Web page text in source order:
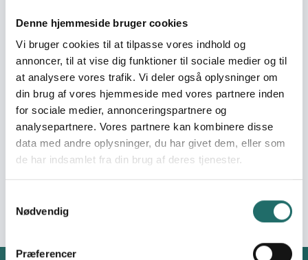
Denne hjemmeside bruger cookies
Vi bruger cookies til at tilpasse vores indhold og
annoncer, til at vise dig funktioner til sociale medier og til
at analysere vores trafik. Vi deler også oplysninger om
din brug af vores hjemmeside med vores partnere inden
for sociale medier, annonceringspartnere og
analysepartnere. Vores partnere kan kombinere disse
data med andre oplysninger, du har givet dem, eller som
de har indsamlet fra din brug af deres tjenester.
Nødvendig
Præferencer
Beviliget beløb: 25.000,- DKK
Organisation:
Somaliland
Kvindeforening
Pulje: Oplysningspuljen
Indsatsområde: Oplysningsaktivitet